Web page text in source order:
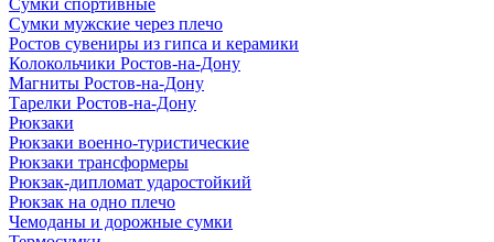
Сумки спортивные
Сумки мужские через плечо
Ростов сувениры из гипса и керамики
Колокольчики Ростов-на-Дону
Магниты Ростов-на-Дону
Тарелки Ростов-на-Дону
Рюкзаки
Рюкзаки военно-туристические
Рюкзаки трансформеры
Рюкзак-дипломат ударостойкий
Рюкзак на одно плечо
Чемоданы и дорожные сумки